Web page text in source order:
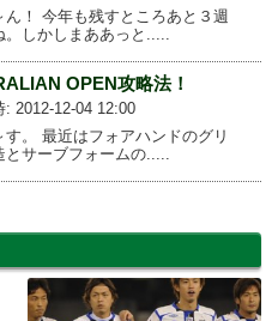
ん！ 今年も残すところあと３週
。しかしまああっと.....
OPEN攻略法！
: 2012-12-04 12:00
す。 最近はフォアハンドのグリ
とサーブフォームの.....